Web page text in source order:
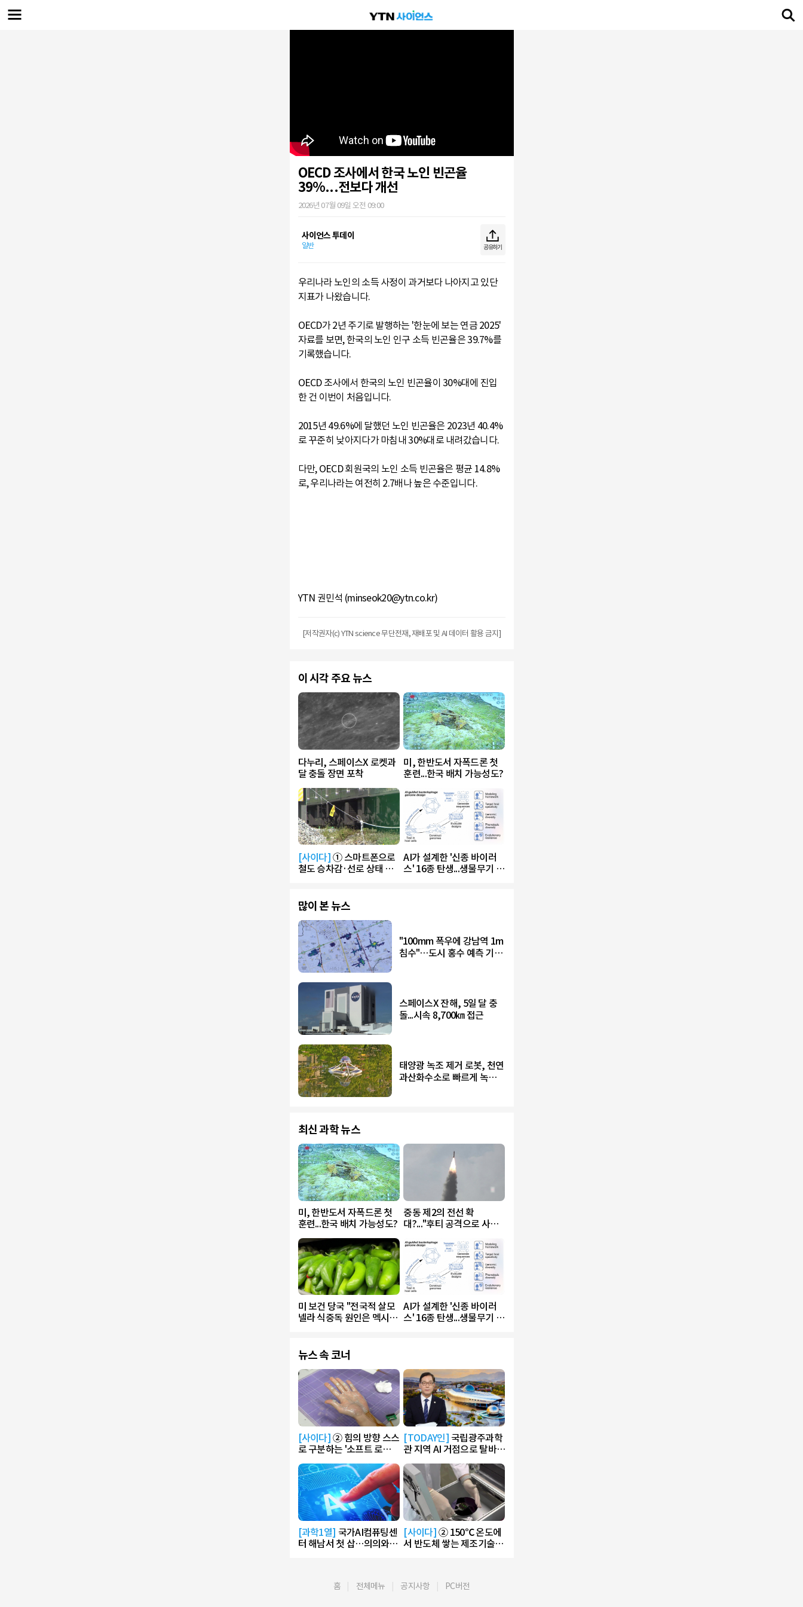
OECD 조사에서 한국 노인 빈곤율
39%...전보다 개선
2026년 07월 09일 오전 09:00
사이언스 투데이
일반 공유하기
우리나라 노인의 소득 사정이 과거보다 나아지고 있단
지표가 나왔습니다.
OECD가 2년 주기로 발행하는 '한눈에 보는 연금 2025'
자료를 보면, 한국의 노인 인구 소득 빈곤율은 39.7%를
기록했습니다.
OECD 조사에서 한국의 노인 빈곤율이 30%대에 진입
한 건 이번이 처음입니다.
2015년 49.6%에 달했던 노인 빈곤율은 2023년 40.4%
로 꾸준히 낮아지다가 마침내 30%대로 내려갔습니다.
다만, OECD 회원국의 노인 소득 빈곤율은 평균 14.8%
로, 우리나라는 여전히 2.7배나 높은 수준입니다.
YTN 권민석 (minseok20@ytn.co.kr)
[저작권자(c) YTN science 무단전재, 재배포 및 AI 데이터 활용 금지]
이 시각 주요 뉴스
다누리, 스페이스X 로켓과
달 충돌 장면 포착
미, 한반도서 자폭드론 첫
훈련...한국 배치 가능성도?
[사이다] ① 스마트폰으로
철도 승차감·선로 상태 측
AI가 설계한 '신종 바이러
스' 16종 탄생...생물무기 악
많이 본 뉴스
"100mm 폭우에 강남역 1m
침수"…도시 홍수 예측 기술
스페이스X 잔해, 5일 달 충
돌...시속 8,700㎞ 접근
태양광 녹조 제거 로봇, 천연
과산화수소로 빠르게 녹조
최신 과학 뉴스
미, 한반도서 자폭드론 첫
훈련...한국 배치 가능성도?
중동 제2의 전선 확
대?..."후티 공격으로 사우
미 보건 당국 "전국적 살모
넬라 식중독 원인은 멕시코
AI가 설계한 '신종 바이러
스' 16종 탄생...생물무기 악
뉴스 속 코너
[사이다] ② 힘의 방향 스스
로 구분하는 '소프트 로봇'
[TODAY인] 국립광주과학
관 지역 AI 거점으로 탈바
[과학1열] 국가AI컴퓨팅센
터 해남서 첫 삽…의의와
[사이다] ② 150℃ 온도에
서 반도체 쌓는 제조기술
홈 전체메뉴 공지사항 PC버전